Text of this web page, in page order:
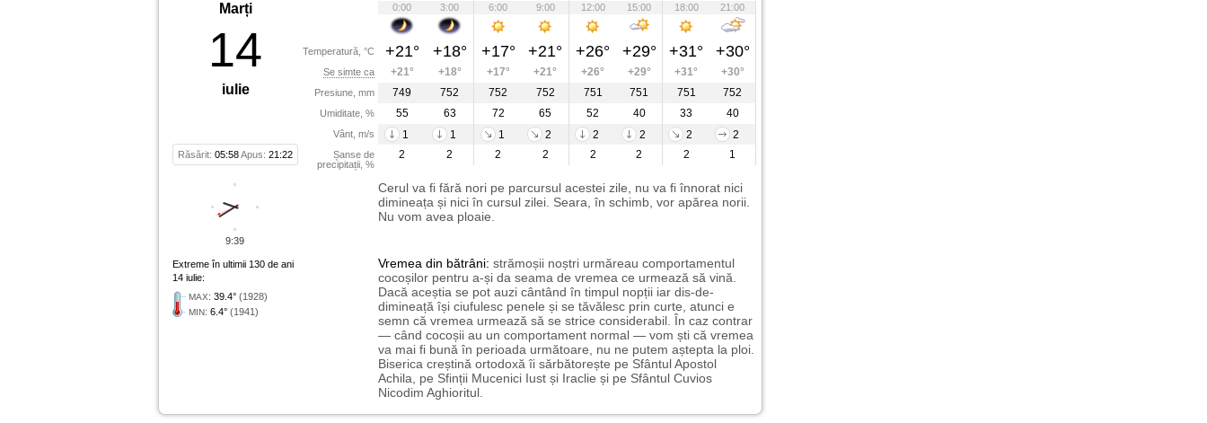
Marți
14
iulie
Răsărit: 05:58Apus: 21:22
Temperatură, °C
Se simte ca
Presiune, mm
Umiditate, %
Vânt, m/s
Șanse de
precipitații, %
0:00 3:00 6:00 9:00 12:00 15:00 18:00 21:00
+21° +18° +17° +21° +26° +29° +31° +30°
+21° +18° +17° +21° +26° +29° +31°
+30°
749
752 752 752 751 751 751
752
55
63 72 65 52 40 33
40
1
1 1 2 2 2 2
2
2
2 2 2 2 2 2 1
Cerul va fi fără nori pe parcursul acestei zile, nu va fi înnorat nici
dimineața și nici în cursul zilei. Seara, în schimb, vor apărea norii.
Nu vom avea ploaie.
Extreme în ultimii 130 de ani
14 iulie:
MAX: 39.4° (1928)
MIN: 6.4° (1941)
Vremea din bătrâni: strămoșii noștri urmăreau comportamentul
cocoșilor pentru a-și da seama de vremea ce urmează să vină.
Dacă aceștia se pot auzi cântând în timpul nopții iar dis-de-
dimineață își ciufulesc penele și se tăvălesc prin curte, atunci e
semn că vremea urmează să se strice considerabil. În caz contrar
— când cocoșii au un comportament normal — vom ști că vremea
va mai fi bună în perioada următoare, nu ne putem aștepta la ploi.
Biserica creștină ortodoxă îi sărbătorește pe Sfântul Apostol
Achila, pe Sfinții Mucenici Iust și Iraclie și pe Sfântul Cuvios
Nicodim Aghioritul.
9:39